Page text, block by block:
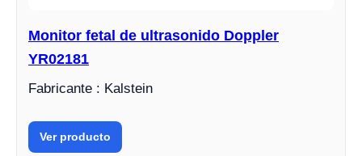
Monitor fetal de ultrasonido Doppler
YR02181
Fabricante : Kalstein
Ver producto